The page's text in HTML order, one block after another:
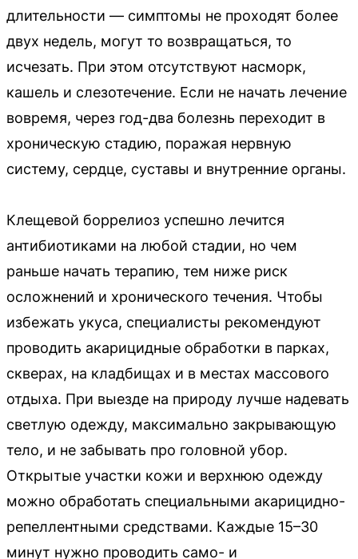
длительности — симптомы не проходят более
двух недель, могут то возвращаться, то
исчезать. При этом отсутствуют насморк,
кашель и слезотечение. Если не начать лечение
вовремя, через год-два болезнь переходит в
хроническую стадию, поражая нервную
систему, сердце, суставы и внутренние органы.
Клещевой боррелиоз успешно лечится
антибиотиками на любой стадии, но чем
раньше начать терапию, тем ниже риск
осложнений и хронического течения. Чтобы
избежать укуса, специалисты рекомендуют
проводить акарицидные обработки в парках,
скверах, на кладбищах и в местах массового
отдыха. При выезде на природу лучше надевать
светлую одежду, максимально закрывающую
тело, и не забывать про головной убор.
Открытые участки кожи и верхнюю одежду
можно обработать специальными акарицидно-
репеллентными средствами. Каждые 15–30
минут нужно проводить само- и